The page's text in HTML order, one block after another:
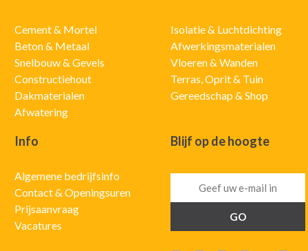
Cement & Mortel
Beton & Metaal
Snelbouw & Gevels
Constructiehout
Dakmaterialen
Afwatering
Isolatie & Luchtdichting
Afwerkingsmaterialen
Vloeren & Wanden
Terras, Oprit & Tuin
Gereedschap & Shop
Info
Algemene bedrijfsinfo
Contact & Openingsuren
Prijsaanvraag
Vacatures
Blijf op de hoogte